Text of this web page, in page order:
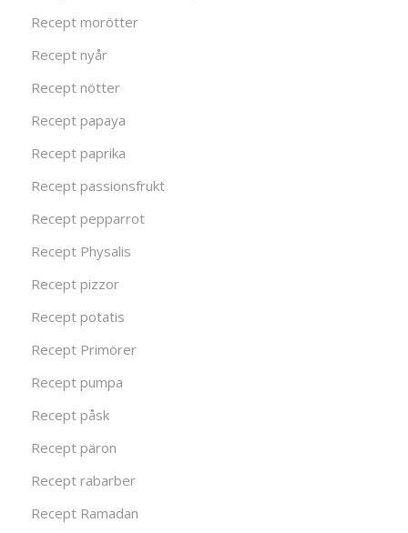
Recept morötter
Recept nyår
Recept nötter
Recept papaya
Recept paprika
Recept passionsfrukt
Recept pepparrot
Recept Physalis
Recept pizzor
Recept potatis
Recept Primörer
Recept pumpa
Recept påsk
Recept päron
Recept rabarber
Recept Ramadan